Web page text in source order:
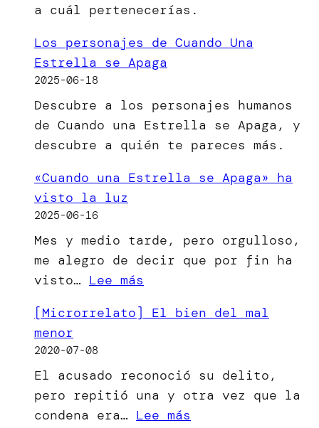
a cuál pertenecerías.
Los personajes de Cuando Una
Estrella se Apaga
2025-06-18
Descubre a los personajes humanos
de Cuando una Estrella se Apaga, y
descubre a quién te pareces más.
«Cuando una Estrella se Apaga» ha
visto la luz
2025-06-16
Mes y medio tarde, pero orgulloso,
me alegro de decir que por fin ha
visto… Lee más
una
Apaga»
ha
visto
[Microrrelato] El bien del mal
menor
2020-07-08
El acusado reconoció su delito,
pero repitió una y otra vez que la
condena era… Lee más